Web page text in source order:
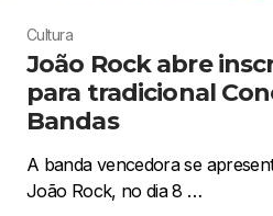
Cultura
João Rock abre
para tradicional
Bandas
A banda vencedora se
João Rock, no dia 8 …